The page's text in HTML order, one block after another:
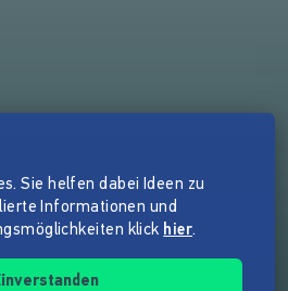
Sie helfen dabei Ideen zu
Informationen und
klick hier.